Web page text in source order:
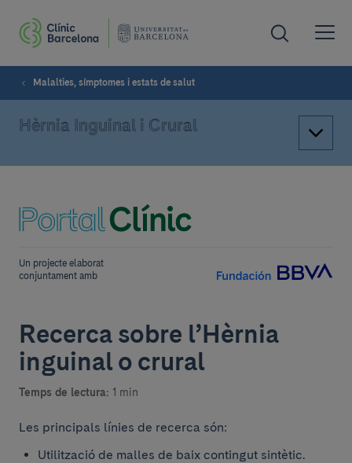
Malalties, símptomes i estats de salut
Hèrnia Inguinal i Crural
Un projecte elaborat
conjuntament amb
Recerca sobre l’Hèrnia
inguinal o crural
Temps de lectura: 1 min
Les principals línies de recerca són:
Utilització de malles de baix contingut sintètic.